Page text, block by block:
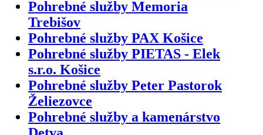
Pohrebné služby Memoria
Trebišov
Pohrebné služby PAX Košice
Pohrebné služby PIETAS - Elek
s.r.o. Košice
Pohrebné služby Peter Pastorok
Želiezovce
Pohrebné služby a kamenárstvo